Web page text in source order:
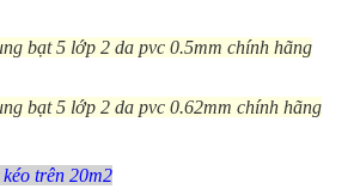
bạt 5 lớp 2 da pvc 0.5mm chính hãng
bạt 5 lớp 2 da pvc 0.62mm chính hãng
trên 20m2